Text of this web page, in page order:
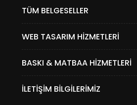
TÜM BELGESELLER
WEB TASARIM HIZMETLERI
BASKI & MATBAA HIZMETLERI
İLETIŞIM BILGILERIMIZ